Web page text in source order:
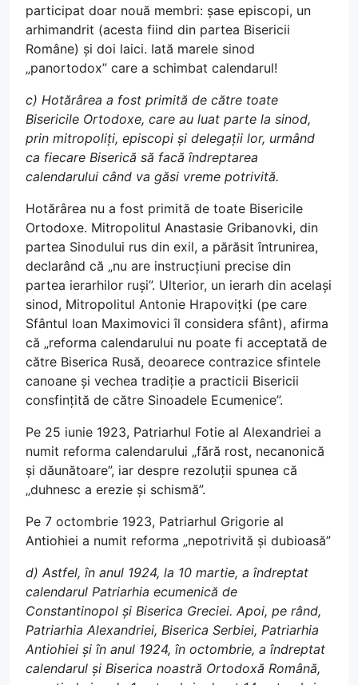
participat doar nouă membri: șase episcopi, un
arhimandrit (acesta fiind din partea Bisericii
Române) și doi laici. Iată marele sinod
„panortodox” care a schimbat calendarul!
c) Hotărârea a fost primită de către toate
Bisericile Ortodoxe, care au luat parte la sinod,
prin mitropoliți, episcopi și delegații lor, urmând
ca fiecare Biserică să facă îndreptarea
calendarului când va găsi vreme potrivită.
Hotărârea nu a fost primită de toate Bisericile
Ortodoxe. Mitropolitul Anastasie Gribanovki, din
partea Sinodului rus din exil, a părăsit întrunirea,
declarând că „nu are instrucțiuni precise din
partea ierarhilor ruși”. Ulterior, un ierarh din același
sinod, Mitropolitul Antonie Hrapovițki (pe care
Sfântul Ioan Maximovici îl considera sfânt), afirma
că „reforma calendarului nu poate fi acceptată de
către Biserica Rusă, deoarece contrazice sfintele
canoane și vechea tradiție a practicii Bisericii
consfințită de către Sinoadele Ecumenice”.
Pe 25 iunie 1923, Patriarhul Fotie al Alexandriei a
numit reforma calendarului „fără rost, necanonică
și dăunătoare”, iar despre rezoluții spunea că
„duhnesc a erezie și schismă”.
Pe 7 octombrie 1923, Patriarhul Grigorie al
Antiohiei a numit reforma „nepotrivită și dubioasă”
d) Astfel, în anul 1924, la 10 martie, a îndreptat
calendarul Patriarhia ecumenică de
Constantinopol și Biserica Greciei. Apoi, pe rând,
Patriarhia Alexandriei, Biserica Serbiei, Patriarhia
Antiohiei și în anul 1924, în octombrie, a îndreptat
calendarul și Biserica noastră Ortodoxă Română,